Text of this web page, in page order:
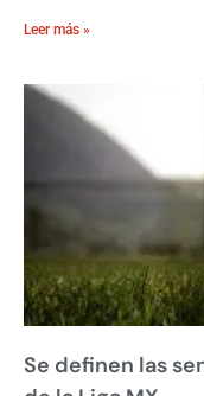
Leer más »
Se definen las